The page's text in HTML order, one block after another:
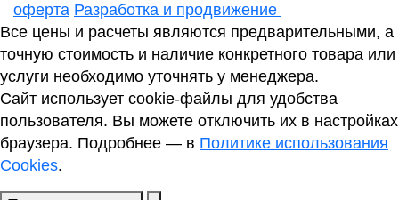
оферта Разработка и продвижение
Все цены и расчеты являются предварительными, а
точную стоимость и наличие конкретного товара или
услуги необходимо уточнять у менеджера.
Сайт использует cookie-файлы для удобства
пользователя. Вы можете отключить их в настройках
браузера. Подробнее — в Политике использования
Cookies.